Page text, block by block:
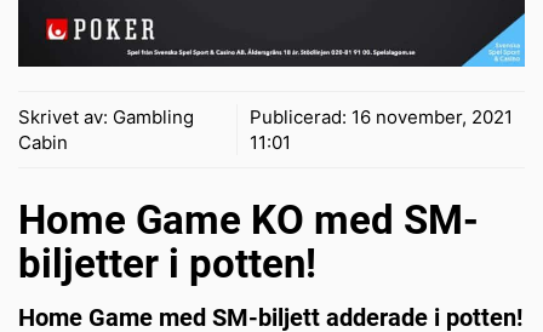
Skrivet av: Gambling
Cabin
Publicerad: 16 november, 2021
11:01
Home Game KO med SM-
biljetter i potten!
Home Game med SM-biljett adderade i potten!